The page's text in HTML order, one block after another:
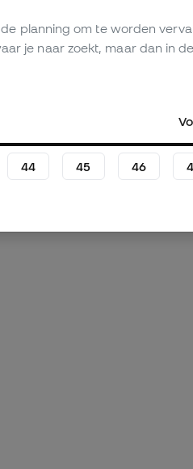
planning om te worden
je naar zoekt, maar dan in
44 45 46